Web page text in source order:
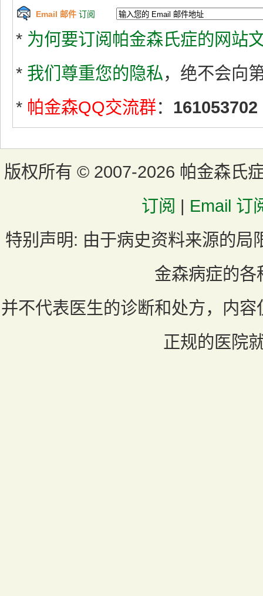
Email 邮件 订阅
* 为何要订阅帕金森氏症的网站
* 我们尊重您的隐私，绝不会向
* 帕金森QQ交流群： 161053702
版权所有 © 2007-2026 帕金森氏
订阅 | Email 订
特别声明: 由于病史资料来源的局
金森病症的各
并不代表医生的诊断和处方，内
正规的医院